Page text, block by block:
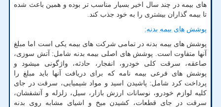
های بیمه در چند سال اخیر بسیار مناسب تر بوده و همین باعث شده
تا بیمه گذاران بیشتری را به خود جذب کند.
پوشش های بیمه بدنه:
پوشش های بیمه بدنه در تمامی شرکت های بیمه یکی است اما مبلغ
آنها متفاوت است. پوشش های اصلی بیمه بدنه شامل: آتش سوزی،
صاعقه، سرقت کلی خودرو، انفجار، حادثه، واژگونی میشود و
پوشش های فرعی بیمه نامه که برای دریافت آنها باید مبلغ را
پرداخت کرد شامل: پاشیدن اسید و مواد شیمیایی، سرقت در جای
کلیه لوازم خودرو، نوسانات ارزش بازار، سیل، زلزله و آتشفشان،
سرقت در جای قطعات، کشیدن میخ و اشیای مشابه روی بدنه